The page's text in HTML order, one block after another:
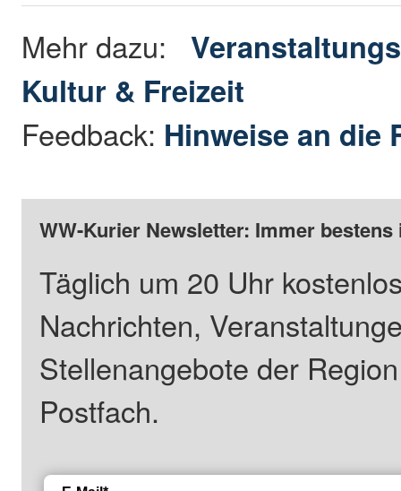
Mehr dazu:
Kultur & Freizeit
Feedback: Hinweise an die
WW-Kurier Newsletter: Immer
Täglich um 20 Uhr
Nachrichten,
Stellenangebote der
Postfach.